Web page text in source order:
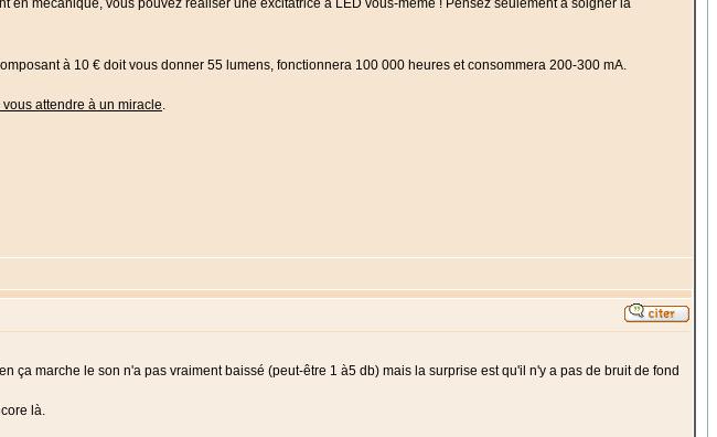
en mécanique, vous pouvez réaliser une excitatrice à LED vous-même ! Pensez seulement à soigner la
à 10 € doit vous donner 55 lumens, fonctionnera 100 000 heures et consommera 200-300 mA.
attendre à un miracle.
marche le son n'a pas vraiment baissé (peut-être 1 à5 db) mais la surprise est qu'il n'y a pas de bruit de fond
là.